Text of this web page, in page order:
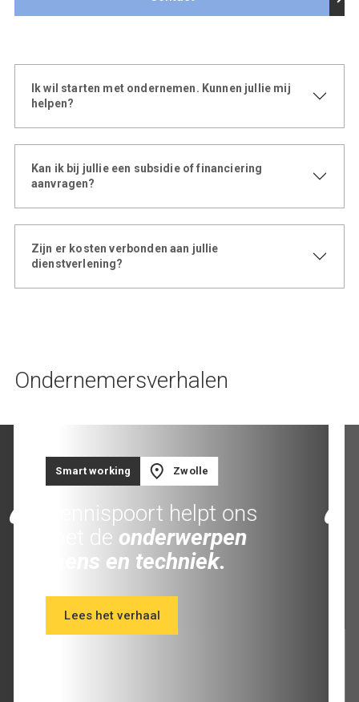
Ik wil starten met ondernemen. Kunnen jullie mij
helpen?
Kan ik bij jullie een subsidie of financiering
aanvragen?
Zijn er kosten verbonden aan jullie
dienstverlening?
Ondernemersverhalen
Smart working Zwolle
Kennispoort helpt ons
met de onderwerpen
mens en techniek.
Lees het verhaal